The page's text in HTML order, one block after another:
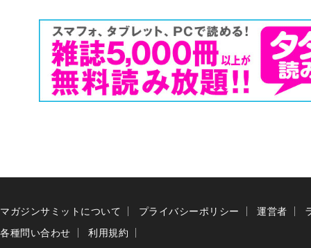
マガジンサミットについて プライバシーポリシー 運営者
各種問い合わせ
利用規約